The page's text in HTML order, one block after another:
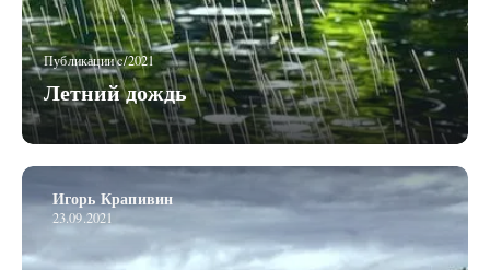
Публикации c/2021
Летний дождь
Игорь Крапивин
23.09.2021